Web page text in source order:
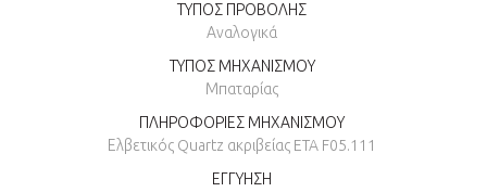
ΤΥΠΟΣ ΠΡΟΒΟΛΗΣ
Αναλογικά
ΤΥΠΟΣ ΜΗΧΑΝΙΣΜΟΥ
Μπαταρίας
ΠΛΗΡΟΦΟΡΙΕΣ ΜΗΧΑΝΙΣΜΟΥ
Ελβετικός Quartz ακριβείας ETA F05.111
ΕΓΓΥΗΣΗ